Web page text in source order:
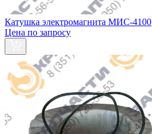
Катушка электромагнита МИС-4100
Цена по запросу